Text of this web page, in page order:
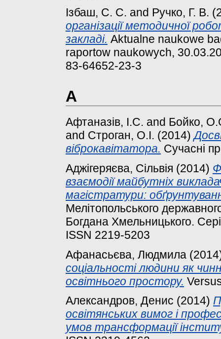
Ізбаш, С. С. and Ручко, Г. В.
організації методичної
закладі. Aktualne naukowe
raportow naukowych,
83-64652-23-3
А
Афтаназів, І.С. and Бойко,
and Строган, О.І. (2014)
віброкавітатора. Сучасні
Аджігеряєва, Сільвія (2014)
взаємодії майбутніх
магістратури:
Мелітопольського
Богдана Хмельницького.
ISSN 2219-5203
Афанасьєва, Людмила
соціальності людини як
освітнього простору.
Александров, Денис (2014)
освітянських вимог і
умов трансформації